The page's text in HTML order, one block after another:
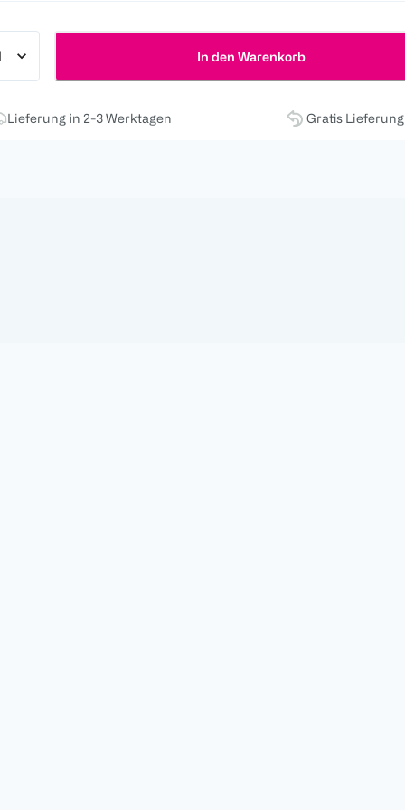
In den Warenkorb
Lieferung in 2-3 Werktagen Gratis